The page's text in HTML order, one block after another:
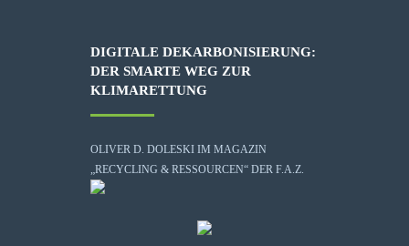
DIGITALE DEKARBONISIERUNG:
DER SMARTE WEG ZUR
KLIMARETTUNG
OLIVER D. DOLESKI IM MAGAZIN
„RECYCLING & RESSOURCEN“ DER F.A.Z.